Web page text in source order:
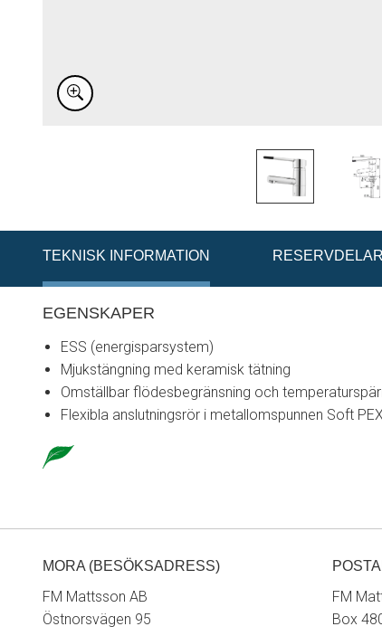
TEKNISK INFORMATION RESERVDELAR
EGENSKAPER
ESS (energisparsystem)
Mjukstängning med keramisk tätning
Omställbar flödesbegränsning och
Flexibla anslutningsrör i metallomspunnen Soft PEX
MORA (BESÖKSADRESS)
FM Mattsson AB
Östnorsvägen 95
FM
Box